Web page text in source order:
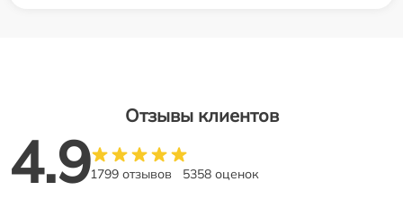
Отзывы клиентов
4.91799 отзывов 5358 оценок